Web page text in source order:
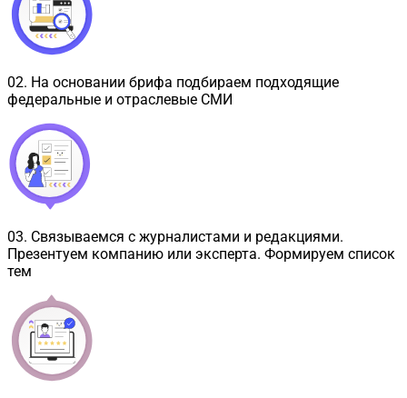
02. На основании брифа подбираем подходящие
федеральные и отраслевые СМИ
03. Связываемся с журналистами и редакциями.
Презентуем компанию или эксперта. Формируем список
тем